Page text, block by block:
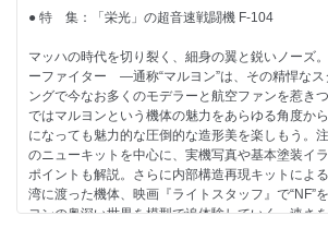
Follow Your Heart：鋭之助 初代 日野
■ 情報
シンガポールエアショー2026
キヤホビー戦車模型コンテスト 審査結果発表
静岡AFVの会2026
38MODEL SHOW
でものはつもの
ブックレビュー
リーダーズクラブ
・Other Side 孤軍奮闘
【NEW KIT REVIEW】
・カワサキ GPZ900R（A1）（1984） ハセガワ
・CE9A ランサーGSRエボリューションⅢ アオ
・ドイツ連邦軍主力戦車 レオパルト2 A7V タミ
・ダークスター ベルファイン1/72：安藤隼也
・JAS39 グリペン エイチエムエー1/144：kurage
【連 載】
● 特 集：「栄光」の超音速戦闘機 F-104
マッハの時代を切り裂く、細身の翼と鋭いノーズ
ーファイター ―通称“マルヨン”は、その精悍なス
ングで今なお多くのモデラーと航空ファンを惹き
ではマルヨンという機体の魅力をあらゆる角度か
になっても魅力的な圧倒的な造形美を楽しもう。
のニューキットを中心に、実機写真や基本塗装イ
ポイントも解説。さらに内部構造再現キットによ
湾に渡った機体、映画『ライトスタッフ』で“NF”
ヨンの奥深い世界を模型で追体験していく。速さ